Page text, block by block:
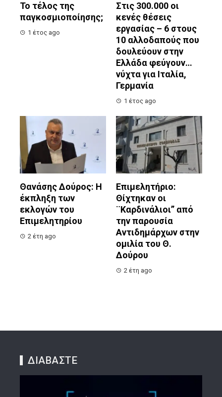
Το τέλος της
παγκοσμιοποίησης;
1 έτος ago
Στις 300.000 οι
κενές θέσεις
εργασίας – 6 στους
10 αλλοδαπούς που
δουλεύουν στην
Ελλάδα φεύγουν…
νύχτα για Ιταλία,
Γερμανία
1 έτος ago
Θανάσης Δούρος: Η
έκπληξη των
εκλογών του
Επιμελητηρίου
2 έτη ago
Επιμελητήριο:
Θίχτηκαν οι
¨Καρδινάλιοι” από
την παρουσία
Αντιδημάρχων στην
ομιλία του Θ.
Δούρου
2 έτη ago
ΔΙΑΒΑΣΤΕ